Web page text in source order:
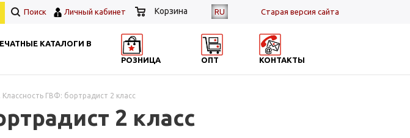
RU Cтарая версия сайта
Поиск Личный кабинет Корзина
КАТАЛОГИ В
РОЗНИЦА ОПТ КОНТАКТЫ
Классность ГВФ: бортрадист 2 класс
2 класс